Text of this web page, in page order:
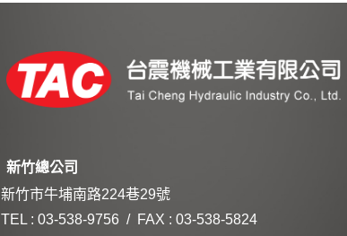
新竹總公司
新竹市牛埔南路224巷29號
TEL : 03-538-9756
FAX : 03-538-5824